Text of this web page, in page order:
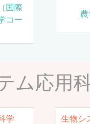
国際
コー
ム応用
学
生物シ